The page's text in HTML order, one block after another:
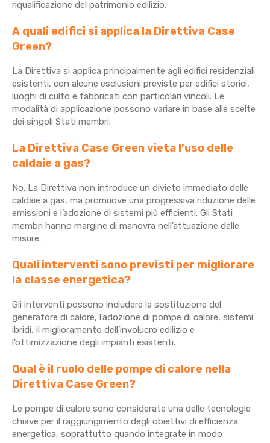
riqualificazione del patrimonio edilizio.
A quali edifici si applica la Direttiva Case
Green?
La Direttiva si applica principalmente agli edifici residenziali
esistenti, con alcune esclusioni previste per edifici storici,
luoghi di culto e fabbricati con particolari vincoli. Le
modalità di applicazione possono variare in base alle scelte
dei singoli Stati membri.
La Direttiva Case Green vieta l’uso delle
caldaie a gas?
No. La Direttiva non introduce un divieto immediato delle
caldaie a gas, ma promuove una progressiva riduzione delle
emissioni e l’adozione di sistemi più efficienti. Gli Stati
membri hanno margine di manovra nell’attuazione delle
misure.
Quali interventi sono previsti per migliorare
la classe energetica?
Gli interventi possono includere la sostituzione del
generatore di calore, l’adozione di pompe di calore, sistemi
ibridi, il miglioramento dell’involucro edilizio e
l’ottimizzazione degli impianti esistenti.
Qual è il ruolo delle pompe di calore nella
Direttiva Case Green?
Le pompe di calore sono considerate una delle tecnologie
chiave per il raggiungimento degli obiettivi di efficienza
energetica, soprattutto quando integrate in modo